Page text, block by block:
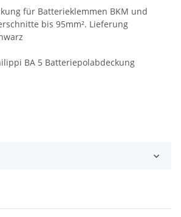
für Batterieklemmen BKM und
bis 95mm². Lieferung
BA 5 Batteriepolabdeckung